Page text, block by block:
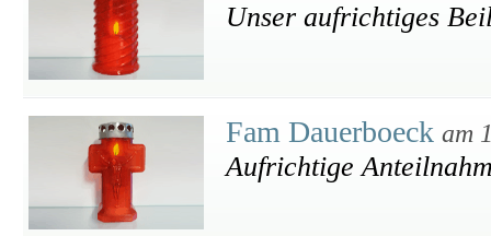
Unser aufrichtiges
Fam Dauerboeck am
Aufrichtige